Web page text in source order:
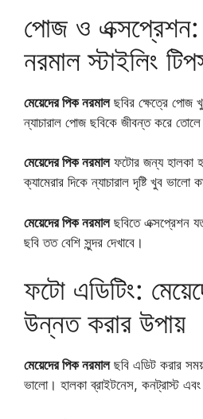
পোজ ও এক্সপ্রেশন:
নরমাল স্টাইলিং
মেয়েদের পিক নরমালছবির ক্ষেত্রে পোজ
ন্যাচারাল পোজ ছবিকে জীবন্ত করে
মেয়েদের পিক নরমালফটোর জন্য হালকা
ক্যামেরার দিকে ন্যাচারাল দৃষ্টি খুব ভালো
মেয়েদের পিক নরমালছবিতে এক্সপ্রেশন
ছবি তত বেশি সুন্দর দেখাবে।
ফটো এডিটিং:
উন্নত করার উপায়
মেয়েদের পিক নরমালছবি এডিট করার সময়
ভালো। হালকা ব্রাইটনেস, কনট্রাস্ট এবং